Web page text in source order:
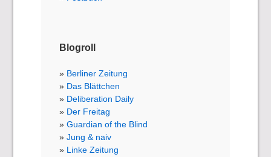
Blogroll
Berliner Zeitung
Das Blättchen
Deliberation Daily
Der Freitag
Guardian of the Blind
Jung & naiv
Linke Zeitung